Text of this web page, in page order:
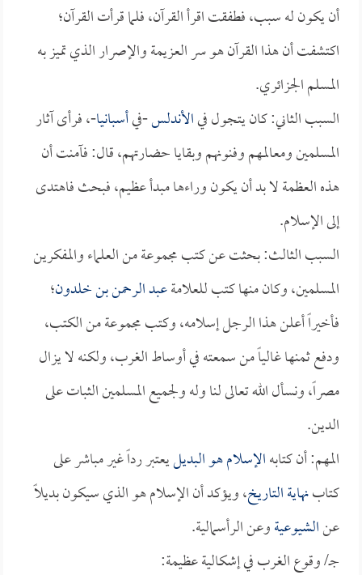
أن يكون له سبب، فطفقت اقرأ القرآن، فلما قرأت القرآن؛
اكتشفت أن هذا القرآن هو سر العزيمة والإصرار الذي تميز به
المسلم الجزائري.
السبب الثاني: كان يتجول فيالأندلس-فيأسبانيا-، فرأى آثار
المسلمين ومعالمهم وفنونهم وبقايا حضارتهم، قال: فآمنت أن
هذه العظمة لا بد أن يكون وراءها مبدأ عظيم، فبحث فاهتدى
إلى الإسلام.
السبب الثالث: بحثت عن كتب مجموعة من العلماء والمفكرين
المسلمين، وكان منها كتب للعلامةعبد الرحمن بن خلدون؛
فأخيراً أعلن هذا الرجل إسلامه، وكتب مجموعة من الكتب،
ودفع ثمنها غالياً من سمعته في أوساط الغرب، ولكنه لا يزال
مصراً، ونسأل الله تعالى لنا وله ولجميع المسلمين الثبات على
الدين.
المهم: أن كتابهالإسلام هو البديليعتبر رداً غير مباشر على
كتابنهاية التاريخ، ويؤكد أن الإسلام هو الذي سيكون بديلاً
عنالشيوعيةوعن الرأسمالية.
جـ/ وقوع الغرب في إشكالية عظيمة: